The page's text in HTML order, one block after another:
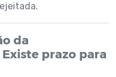
da
prazo para